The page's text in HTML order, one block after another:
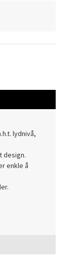
lydnivå,
design.
enkle å